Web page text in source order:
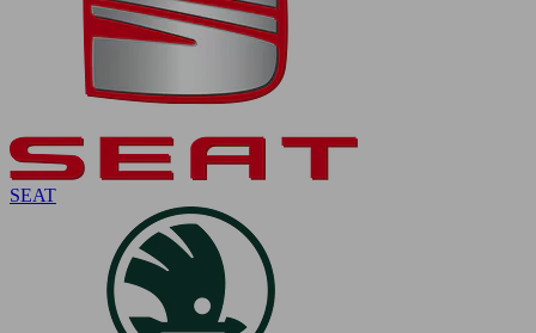
SEAT